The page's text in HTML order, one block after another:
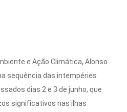
e Ação Climática, Alonso
sequência das intempéries
dias 2 e 3 de junho, que
significativos nas ilhas